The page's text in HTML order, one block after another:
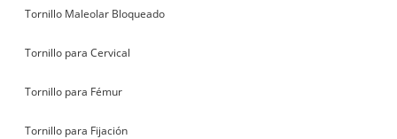
Tornillo Maleolar Bloqueado
Tornillo para Cervical
Tornillo para Fémur
Tornillo para Fijación